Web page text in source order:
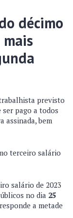
décimo
previsto
ser pago a todos
assinada, bem
terceiro salário
salário de 2023
no dia 25
a metade